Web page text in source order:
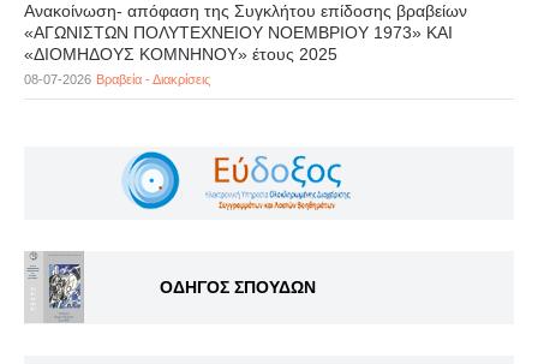
Ανακοίνωση- απόφαση της Συγκλήτου επίδοσης βραβείων
«ΑΓΩΝΙΣΤΩΝ ΠΟΛΥΤΕΧΝΕΙΟΥ ΝΟΕΜΒΡΙΟΥ 1973» ΚΑΙ
«ΔΙΟΜΗΔΟΥΣ ΚΟΜΝΗΝΟΥ» έτους 2025
08-07-2026 Βραβεία - Διακρίσεις
ΟΔΗΓΟΣ ΣΠΟΥΔΩΝ